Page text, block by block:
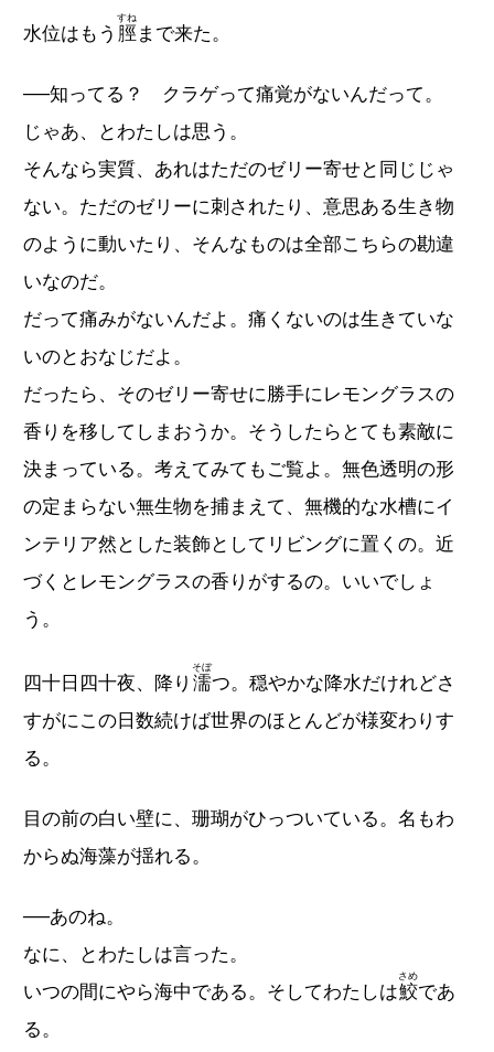
水位はもう 脛
すね
まで来た。
──知ってる？ クラゲって痛覚がないんだって。
じゃあ、とわたしは思う。
そんなら実質、あれはただのゼリー寄せと同じじゃ
ない。ただのゼリーに刺されたり、意思ある生き物
のように動いたり、そんなものは全部こちらの勘違
いなのだ。
だって痛みがないんだよ。痛くないのは生きていな
いのとおなじだよ。
だったら、そのゼリー寄せに勝手にレモングラスの
香りを移してしまおうか。そうしたらとても素敵に
決まっている。考えてみてもご覧よ。無色透明の形
の定まらない無生物を捕まえて、無機的な水槽にイ
ンテリア然とした装飾としてリビングに置くの。近
づくとレモングラスの香りがするの。いいでしょ
う。
四十日四十夜、降り 濡
そぼ
つ。穏やかな降水だけれどさ
すがにこの日数続けば世界のほとんどが様変わりす
る。
目の前の白い壁に、珊瑚がひっついている。名もわ
からぬ海藻が揺れる。
──あのね。
なに、とわたしは言った。
いつの間にやら海中である。そしてわたしは鮫
さめ
であ
る。